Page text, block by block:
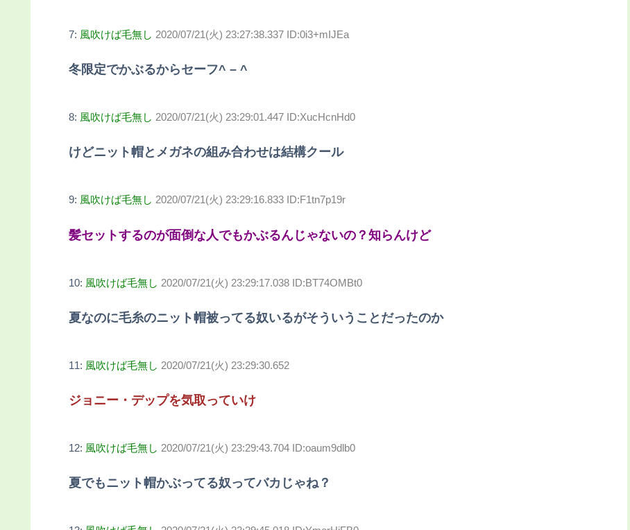
7: 風吹けば毛無し 2020/07/21(火) 23:27:38.337 ID:0i3+mIJEa
冬限定でかぶるからセーフ^ – ^
8: 風吹けば毛無し 2020/07/21(火) 23:29:01.447 ID:XucHcnHd0
けどニット帽とメガネの組み合わせは結構クール
9: 風吹けば毛無し 2020/07/21(火) 23:29:16.833 ID:F1tn7p19r
髪セットするのが面倒な人でもかぶるんじゃないの？知らんけど
10: 風吹けば毛無し 2020/07/21(火) 23:29:17.038 ID:BT74OMBt0
夏なのに毛糸のニット帽被ってる奴いるがそういうことだったのか
11: 風吹けば毛無し 2020/07/21(火) 23:29:30.652
ジョニー・デップを気取っていけ
12: 風吹けば毛無し 2020/07/21(火) 23:29:43.704 ID:oaum9dlb0
夏でもニット帽かぶってる奴ってバカじゃね？